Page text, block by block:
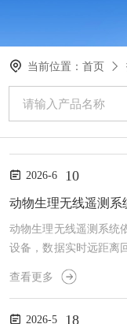
当前位置：首页
2026-6 10
动物生理无线遥测系
动物生理无线遥测系统
设备，数据实时远距离
仪，有线采集、本地存
线遥测系统核心优势是
查看更多
2026-5 18